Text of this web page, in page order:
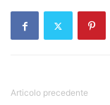
Articolo precedente